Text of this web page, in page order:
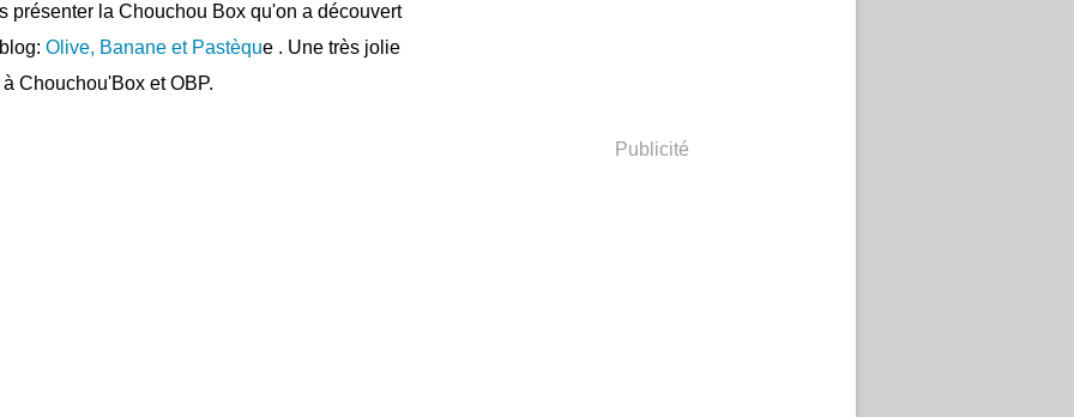
présenter la Chouchou Box qu'on a découvert
Olive, Banane et Pastèque . Une très jolie
Chouchou'Box et OBP.
Publicité